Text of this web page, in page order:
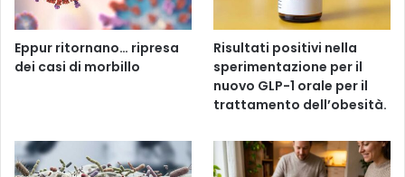
Eppur ritornano… ripresa
dei casi di morbillo
Risultati positivi nella
sperimentazione per il
nuovo GLP-1 orale per il
trattamento dell’obesità.